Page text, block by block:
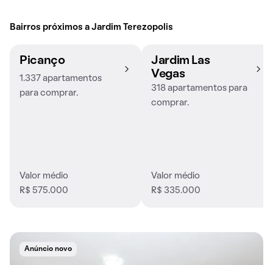
Bairros próximos a Jardim Terezopolis
Picanço
1.337 apartamentos
para comprar.
Valor médio
R$ 575.000
Jardim Las
Vegas
318 apartamentos para
comprar.
Valor médio
R$ 335.000
Anúncio novo